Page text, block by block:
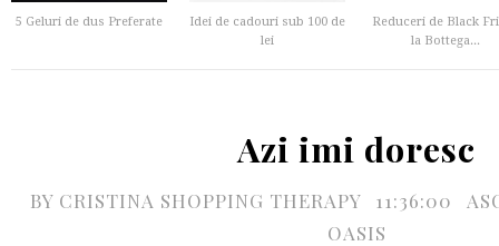
5 Geluri de dus Preferate
Idei de cadouri sub 100 de
lei
Reduceri de Black
la Bottega...
Azi imi doresc
BY CRISTINA SHOPPING THERAPY 11:36:00
OASIS